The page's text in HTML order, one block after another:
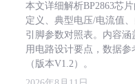
本文详细解析BP2863芯
定义、典型电压/电流值
引脚参数对照表。内容
用电路设计要点，数据
（版本V1.2）。